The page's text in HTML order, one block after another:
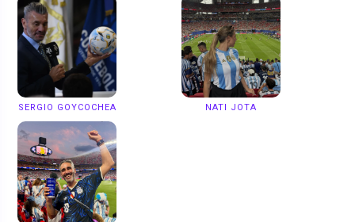
SERGIO GOYCOCHEA NATI JOTA